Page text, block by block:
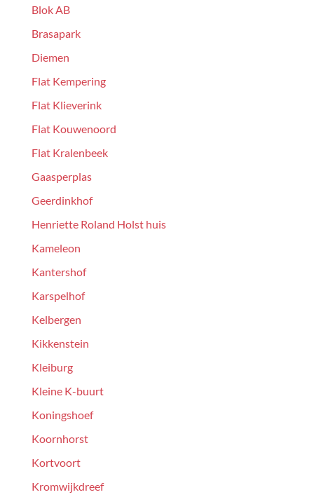
Blok AB
Brasapark
Diemen
Flat Kempering
Flat Klieverink
Flat Kouwenoord
Flat Kralenbeek
Gaasperplas
Geerdinkhof
Henriette Roland Holst huis
Kameleon
Kantershof
Karspelhof
Kelbergen
Kikkenstein
Kleiburg
Kleine K-buurt
Koningshoef
Koornhorst
Kortvoort
Kromwijkdreef